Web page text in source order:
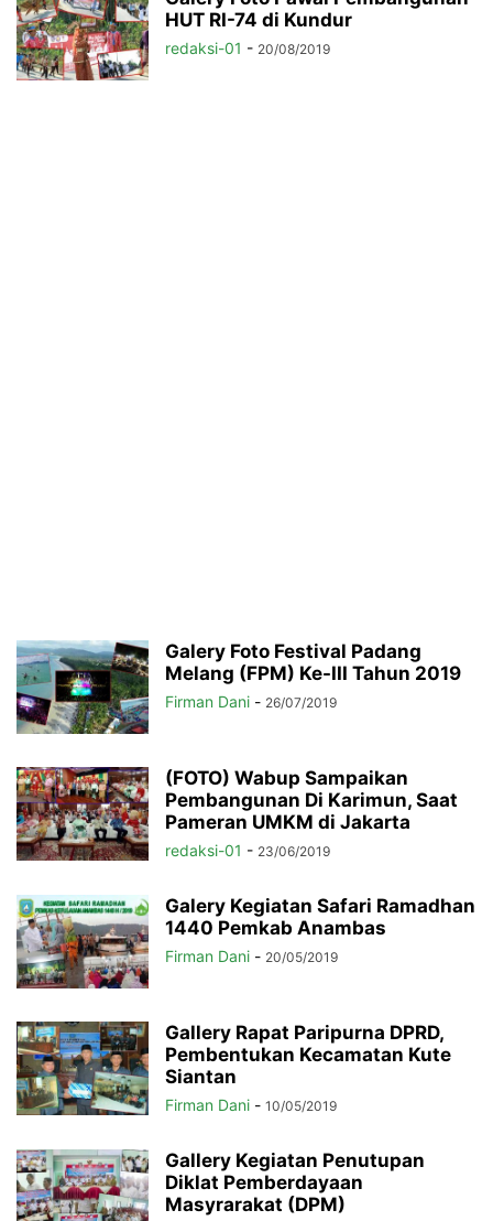
HUT RI-74 di Kundur
redaksi-01 - 20/08/2019
Galery Foto Festival Padang
Melang (FPM) Ke-III Tahun 2019
Firman Dani - 26/07/2019
(FOTO) Wabup Sampaikan
Pembangunan Di Karimun, Saat
Pameran UMKM di Jakarta
redaksi-01 - 23/06/2019
Galery Kegiatan Safari Ramadhan
1440 Pemkab Anambas
Firman Dani - 20/05/2019
Gallery Rapat Paripurna DPRD,
Pembentukan Kecamatan Kute
Siantan
Firman Dani - 10/05/2019
Gallery Kegiatan Penutupan
Diklat Pemberdayaan
Masyrarakat (DPM)